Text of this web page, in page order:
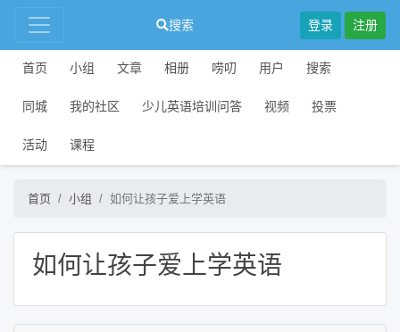
搜索 登录 注册
首页 小组 文章 相册 唠叨 用户 搜索
同城 我的社区 少儿英语培训问答 视频 投票
活动 课程
首页 小组 如何让孩子爱上学英语
如何让孩子爱上学英语